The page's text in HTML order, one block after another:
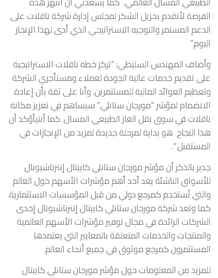
الفرصة لأتقدم بحزيل الشكر لمجلس إدارة شركة ناقلات على
الدعم المستمر والتوجيه الاستراتيجي الذي أدى لهذا الإنجاز
اليوم.”
وأضاف المهندس السليطي: “تركز خطة ناقلات الاستراتيجية
على تقديم خدمات عالية الجودة لعملاء ومستأجري الشركة
وتعظيم العوائد المالية للمستثمرين. وأنا على ثقة بأن إعادة
الانضمام لمؤشر “مورجان ستانلي” سيساهم في تعزيز مكانة
ناقلات في سوق نقل الغاز الطبيعي المسال. كما أننيأؤكد أن
هذا النجاح هو بداية لمرحلة جديدة لمزيد من الإنجازات في
المستقبل “.
جدير بالذكر أن مؤشر مورجان ستانلي كابيتال إنترناشيونال
للأسواق الناشئة يعد أحد أهم مؤشرات الأسهم حول العالم
والتي تُستخدم كمرجع دولي من قبل المؤسسات الاستثمارية.
كما وتعد شركة مورجان ستانلي كابيتال إنترناشيونال إحدى
الشركات الرائدة في مجال توفير مؤشرات الأسهم العالمية
والمنتجات والخدمات المتعلقة بالمعايير التي يعتمدها
المستثمرون كمرجع موثوق في جميع أنحاء العالم.
للمزيد من المعلومات حول مؤشر مورجان ستانلي كابيتال